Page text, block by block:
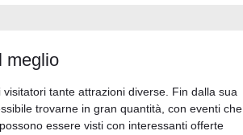
meglio
tante attrazioni diverse. Fin dalla sua
trovarne in gran quantità, con eventi che
essere visti con interessanti offerte